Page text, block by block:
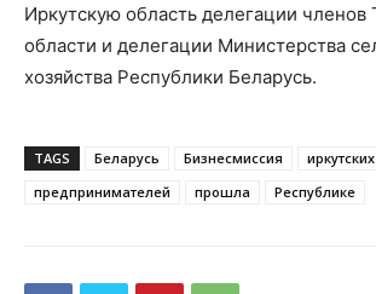
Иркутскую область делегации
области и делегации Министерства
хозяйства Республики Беларусь.
TAGS Беларусь Бизнесмиссия
иркутских
предпринимателей
прошла Республике